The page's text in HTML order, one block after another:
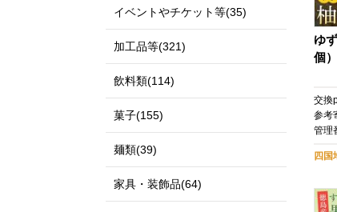
ゆ
個
交換
参考
管理
四国
イベントやチケット等(35)
加工品等(321)
飲料類(114)
菓子(155)
麺類(39)
家具・装飾品(64)